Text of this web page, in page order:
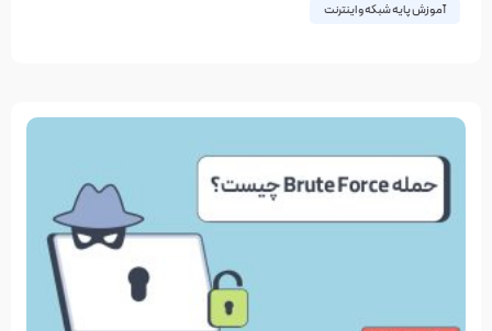
آموزش پایه شبکه و اینترنت